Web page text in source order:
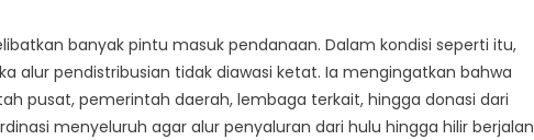
banyak pintu masuk pendanaan. Dalam kondisi seperti itu,
alur pendistribusian tidak diawasi ketat. Ia mengingatkan bahwa
pusat, pemerintah daerah, lembaga terkait, hingga donasi dari
menyeluruh agar alur penyaluran dari hulu hingga hilir berjalan